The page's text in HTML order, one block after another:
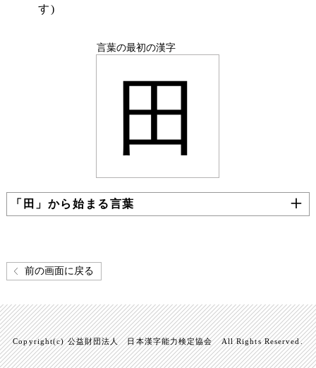
す)
言葉の最初の漢字
田
「田」から始まる言葉
前の画面に戻る
Copyright(c) 公益財団法人 日本漢字能力検定協会 All Rights Reserved.